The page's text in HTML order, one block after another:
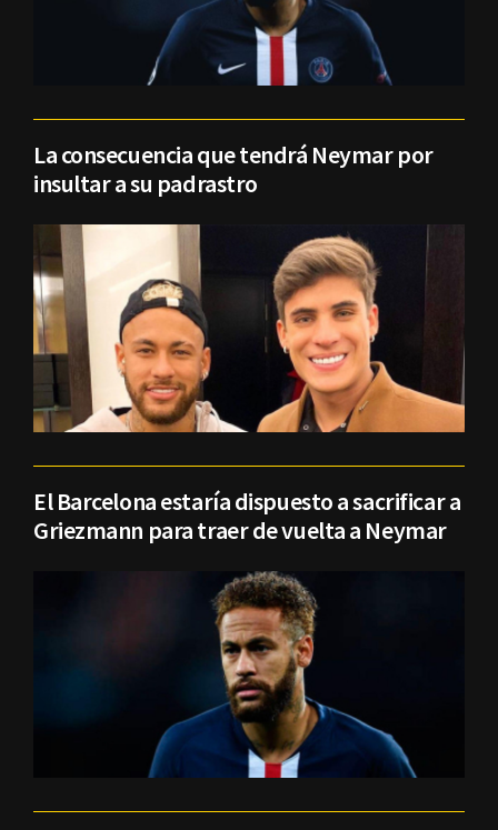
La consecuencia que tendrá Neymar por
insultar a su padrastro
El Barcelona estaría dispuesto a sacrificar a
Griezmann para traer de vuelta a Neymar